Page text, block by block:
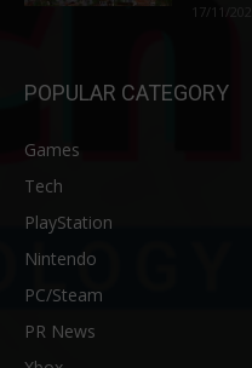
17/11/2025
POPULAR CATEGORY
Games
Tech
PlayStation
Nintendo
PC/Steam
PR News